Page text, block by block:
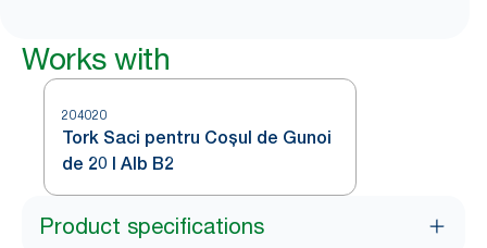
Works with
204020
Tork Saci pentru Coșul de Gunoi
de 20 l Alb B2
Product specifications